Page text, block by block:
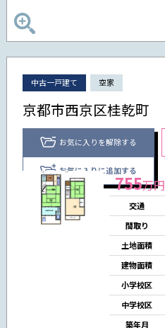
中古一戸建て 空家
京都市西京区桂乾町
お気に入りを解除する
お気に入りに追加する
755万円
交通
間取り
土地面積
建物面積
小学校区
中学校区
築年月